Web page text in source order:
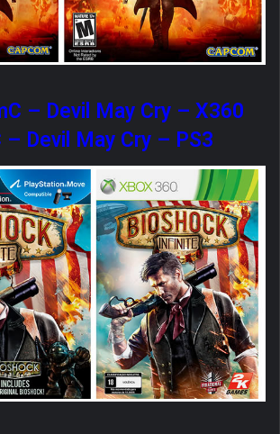
– Devil May Cry – X360
– Devil May Cry – PS3